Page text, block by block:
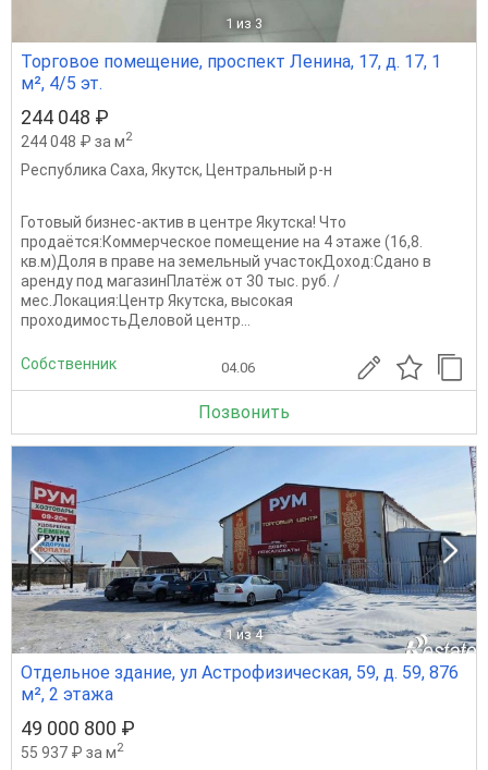
1 из 3
Торговое помещение, проспект Ленина, 17, д. 17, 1
м², 4/5 эт.
244 048 ₽
244 048 ₽ за м2
Республика Саха, Якутск, Центральный р-н
Готовый бизнес-актив в центре Якутска! Что
продаётся:Коммерческое помещение на 4 этаже (16,8.
кв.м)Доля в праве на земельный участокДоход:Сдано в
аренду под магазинПлатёж от 30 тыс. руб. /
мес.Локация:Центр Якутска, высокая
проходимостьДеловой центр...
Собственник 04.06
Позвонить
1 из 4
Отдельное здание, ул Астрофизическая, 59, д. 59, 876
м², 2 этажа
49 000 800 ₽
55 937 ₽ за м2